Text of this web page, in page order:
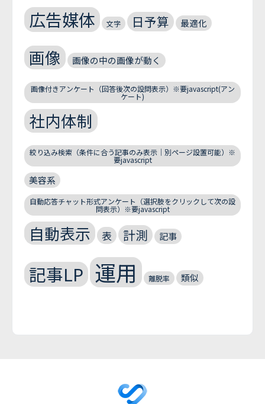
広告媒体 文字 日予算 最適化
画像 画像の中の画像が動く
画像付きアンケート（回答後次の設問表示）※要javascript(アン
ケート)
社内体制
絞り込み検索（条件に合う記事のみ表示｜別ページ設置可能）※
要javascript
美容系
自動応答チャット形式アンケート（選択肢をクリックして次の設
問表示）※要javascript
自動表示 表 計測 記事
記事LP 運用 離脱率 類似